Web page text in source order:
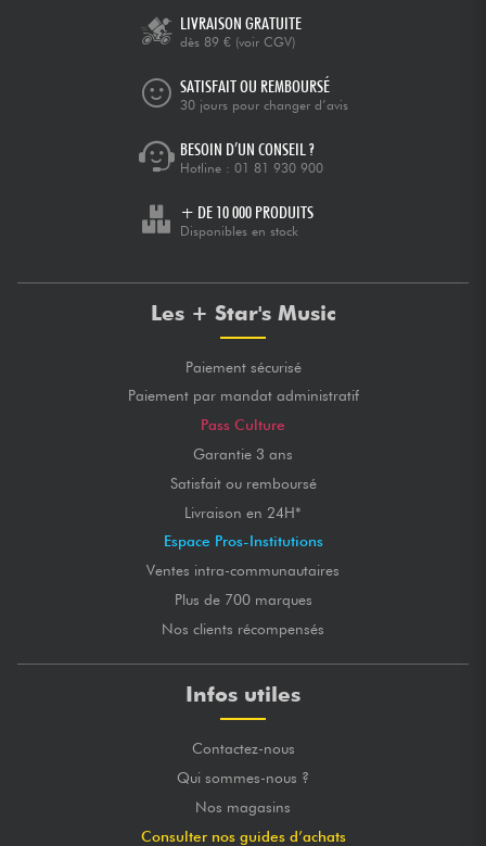
LIVRAISON GRATUITE
dès 89 € (voir CGV)
SATISFAIT OU REMBOURSÉ
30 jours pour changer d’avis
BESOIN D’UN CONSEIL ?
Hotline : 01 81 930 900
+ DE 10 000 PRODUITS
Disponibles en stock
Les + Star's Music
Paiement sécurisé
Paiement par mandat administratif
Pass Culture
Garantie 3 ans
Satisfait ou remboursé
Livraison en 24H*
Espace Pros-Institutions
Ventes intra-communautaires
Plus de 700 marques
Nos clients récompensés
Infos utiles
Contactez-nous
Qui sommes-nous ?
Nos magasins
Consulter nos guides d’achats